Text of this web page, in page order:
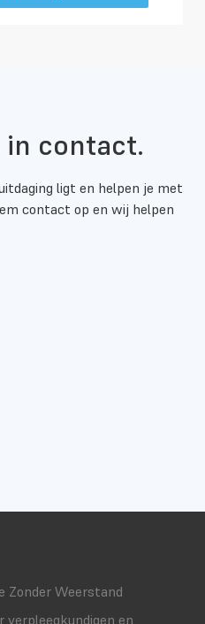
in contact.
ligt en helpen je met
contact op en wij helpen
Zonder Weerstand
verpleegkundigen en